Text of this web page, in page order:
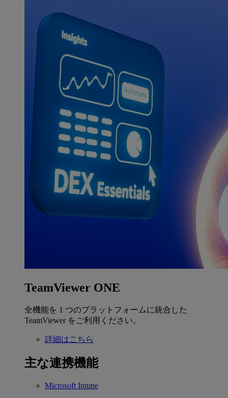
TeamViewer ONE
全機能を 1 つのプラットフォームに統合した
TeamViewer をご利用ください。
詳細はこちら
主な連携機能
Microsoft Intune